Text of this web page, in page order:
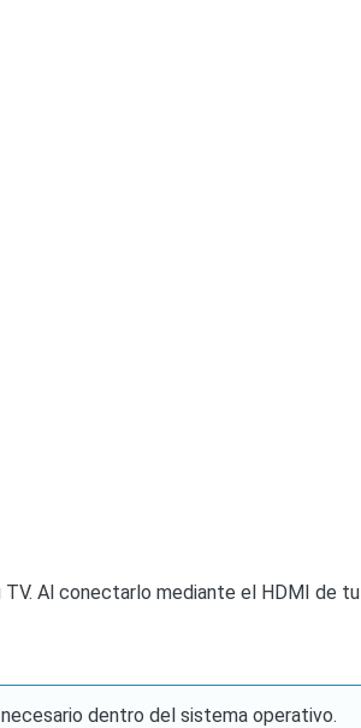
Al conectarlo mediante el HDMI de tu
dentro del sistema operativo.